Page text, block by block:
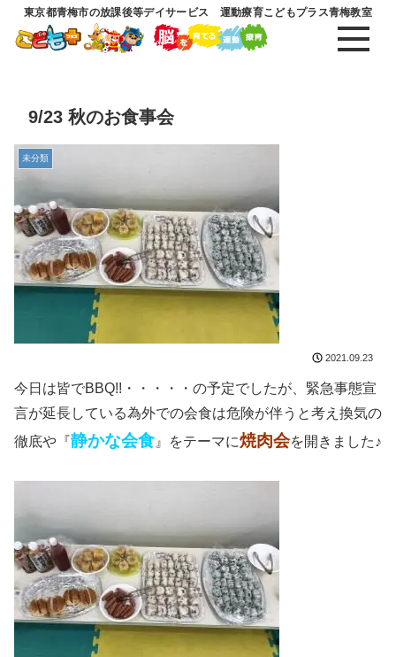
東京都青梅市の放課後等デイサービス 運動療育こどもプラス青梅教室
9/23 秋のお食事会
未分類
2021.09.23
今日は皆でBBQ!!・・・・・の予定でしたが、緊急事態宣
言が延長している為外での会食は危険が伴うと考え換気の
徹底や『静かな会食 』をテーマに焼肉会を開きました♪